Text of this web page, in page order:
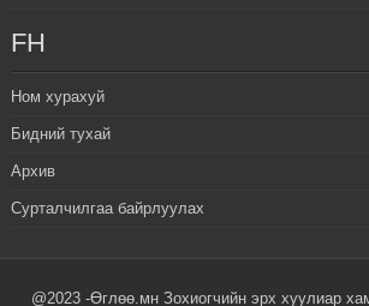
FH
Ном хурахуй
Бидний тухай
Архив
Сурталчилгаа байрлуулах
@2023 -Өглөө.мн Зохиогчийн эрх хуулиар